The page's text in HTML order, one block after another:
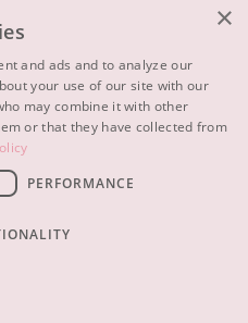
×
and ads and to analyze our
your use of our site with our
may combine it with other
or that they have collected from
PERFORMANCE